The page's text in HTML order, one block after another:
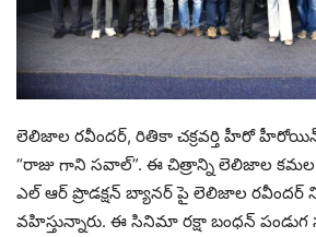
లెలిజాల రవీందర్, రితికా చక్రవర్తి హీరో
“రాజు గాని సవాల్”. ఈ చిత్రాన్ని లెలిజాల
ఎల్ ఆర్ ప్రొడక్షన్ బ్యానర్ పై లెలిజాల రవీందర్
వహిస్తున్నారు. ఈ సినిమా రక్షా బంధన్ పండుగ